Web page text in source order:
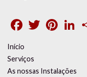
FacebookTwitter
Início
Serviços
As nossas Instalações